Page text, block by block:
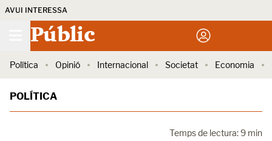
AVUI INTERESSA
Públic
Política Opinió Internacional Societat Economia
POLÍTICA
Temps de lectura: 9 min